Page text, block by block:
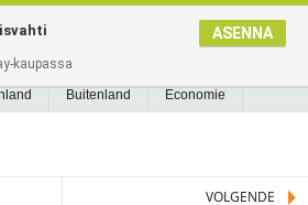
BLADWIJZERS
Buitenland Economie
VOLGENDE
kaupassa
ASENNA